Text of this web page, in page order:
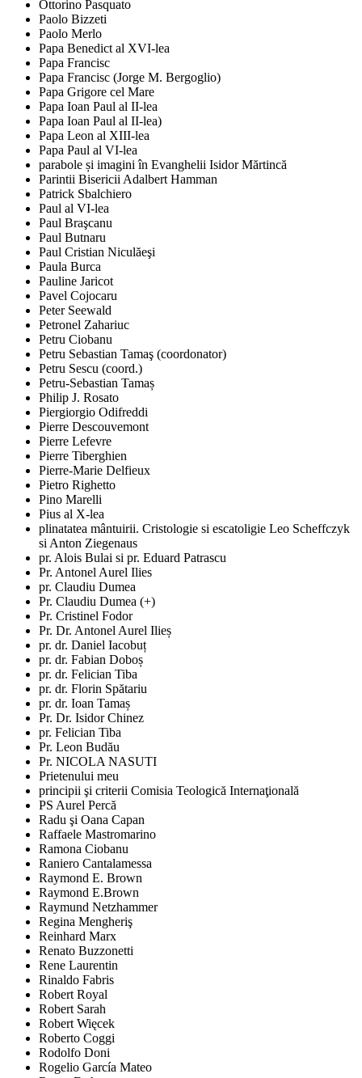
Ottorino Pasquato
Paolo Bizzeti
Paolo Merlo
Papa Benedict al XVI-lea
Papa Francisc
Papa Francisc (Jorge M. Bergoglio)
Papa Grigore cel Mare
Papa Ioan Paul al II-lea
Papa Ioan Paul al II-lea)
Papa Leon al XIII-lea
Papa Paul al VI-lea
parabole și imagini în Evanghelii Isidor Mărtincă
Parintii Bisericii Adalbert Hamman
Patrick Sbalchiero
Paul al VI-lea
Paul Braşcanu
Paul Butnaru
Paul Cristian Niculăeşi
Paula Burca
Pauline Jaricot
Pavel Cojocaru
Peter Seewald
Petronel Zahariuc
Petru Ciobanu
Petru Sebastian Tamaş (coordonator)
Petru Sescu (coord.)
Petru-Sebastian Tamaș
Philip J. Rosato
Piergiorgio Odifreddi
Pierre Descouvemont
Pierre Lefevre
Pierre Tiberghien
Pierre-Marie Delfieux
Pietro Righetto
Pino Marelli
Pius al X-lea
plinatatea mântuirii. Cristologie si escatoligie Leo Scheffczyk
si Anton Ziegenaus
pr. Alois Bulai si pr. Eduard Patrascu
Pr. Antonel Aurel Ilies
pr. Claudiu Dumea
Pr. Claudiu Dumea (+)
Pr. Cristinel Fodor
Pr. Dr. Antonel Aurel Ilieș
pr. dr. Daniel Iacobuț
pr. dr. Fabian Doboș
pr. dr. Felician Tiba
pr. dr. Florin Spătariu
pr. dr. Ioan Tamaș
Pr. Dr. Isidor Chinez
pr. Felician Tiba
Pr. Leon Budău
Pr. NICOLA NASUTI
Prietenului meu
principii şi criterii Comisia Teologică Internaţională
PS Aurel Percă
Radu şi Oana Capan
Raffaele Mastromarino
Ramona Ciobanu
Raniero Cantalamessa
Raymond E. Brown
Raymond E.Brown
Raymund Netzhammer
Regina Mengheriş
Reinhard Marx
Renato Buzzonetti
Rene Laurentin
Rinaldo Fabris
Robert Royal
Robert Sarah
Robert Więcek
Roberto Coggi
Rodolfo Doni
Rogelio García Mateo